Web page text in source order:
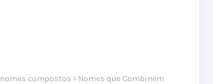
nomes compostos
Nomes que Combinem